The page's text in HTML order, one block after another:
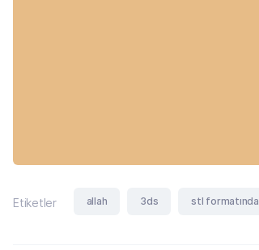
Etiketler allah 3ds stl formatında